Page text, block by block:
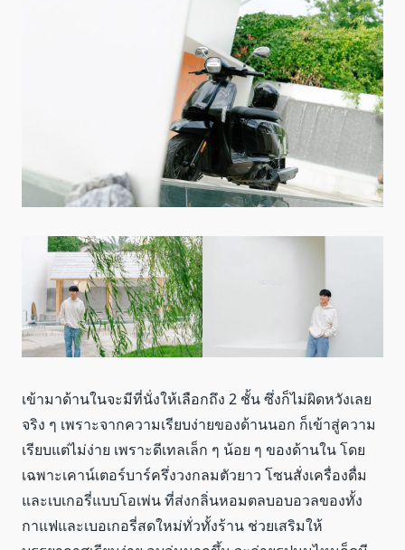
เข้ามาด้านในจะมีที่นั่งให้เลือกถึง 2 ชั้น ซึ่งก็ไม่ผิดหวังเลย
จริง ๆ เพราะจากความเรียบง่ายของด้านนอก ก็เข้าสู่ความ
เรียบแต่ไม่ง่าย เพราะดีเทลเล็ก ๆ น้อย ๆ ของด้านใน โดย
เฉพาะเคาน์เตอร์บาร์ครึ่งวงกลมตัวยาว โซนสั่งเครื่องดื่ม
และเบเกอรี่แบบโอเพ่น ที่ส่งกลิ่นหอมตลบอบอวลของทั้ง
กาแฟและเบอเกอรี่สดใหม่ทั่วทั้งร้าน ช่วยเสริมให้